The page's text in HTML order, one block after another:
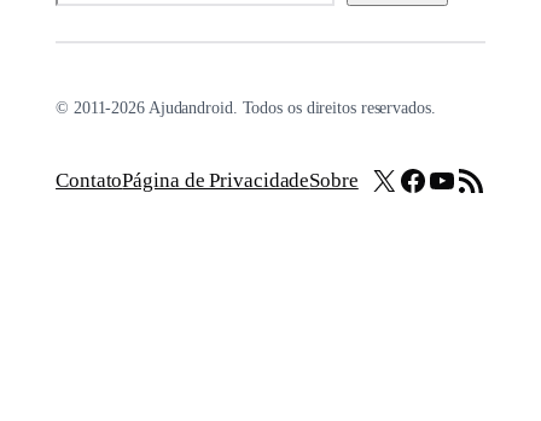
© 2011-2026 Ajudandroid. Todos os direitos reservados.
ContatoPágina de PrivacidadeSobre X Facebook
Youtube
Feed RSS